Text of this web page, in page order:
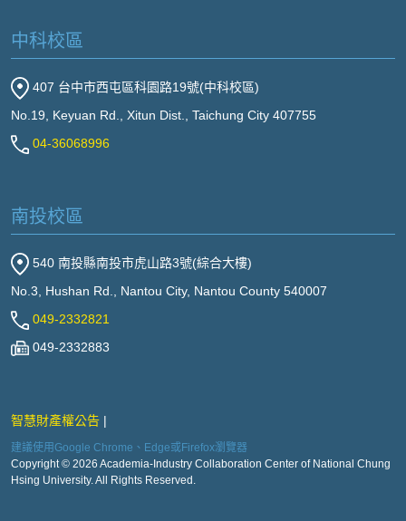
中科校區
407 台中市西屯區科園路19號(中科校區)
No.19, Keyuan Rd., Xitun Dist., Taichung City 407755
04-36068996
南投校區
540 南投縣南投市虎山路3號(綜合大樓)
No.3, Hushan Rd., Nantou City, Nantou County 540007
049-2332821
049-2332883
智慧財產權公告
建議使用Google Chrome、Edge或Firefox瀏覽器
Copyright © 2026 Academia-Industry Collaboration Center of National Chung
Hsing University. All Rights Reserved.